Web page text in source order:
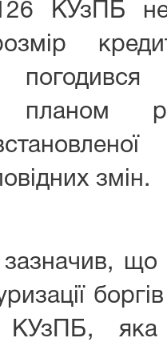
126 КУзПБ
планом
змін.
що
яка